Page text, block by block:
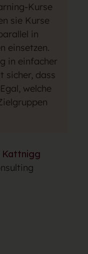
Kurse
sie Kurse
in
einsetzen.
in einfacher
sicher, dass
welche
Kattnigg